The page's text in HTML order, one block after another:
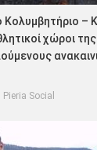
Κολυμβητήριο –
χώροι
Pieria Social